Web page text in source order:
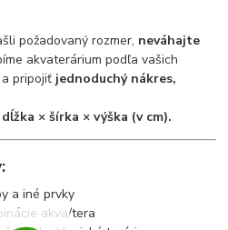
požadovaný rozmer, neváhajte
akvaterárium podľa vašich
pripojiť jednoduchý nákres,
dĺžka × šírka × výška (v cm).
a iné prvky
akva/tera